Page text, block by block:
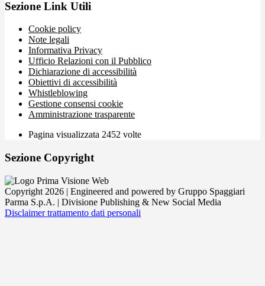
Sezione Link Utili
Cookie policy
Note legali
Informativa Privacy
Ufficio Relazioni con il Pubblico
Dichiarazione di accessibilità
Obiettivi di accessibilità
Whistleblowing
Gestione consensi cookie
Amministrazione trasparente
Pagina visualizzata 2452 volte
Sezione Copyright
Copyright 2026 | Engineered and powered by Gruppo Spaggiari
Parma S.p.A. | Divisione Publishing & New Social Media
Disclaimer trattamento dati personali